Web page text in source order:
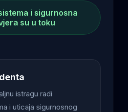
i sigurnosna
su u toku
istragu radi
i uticaja sigurnosnog